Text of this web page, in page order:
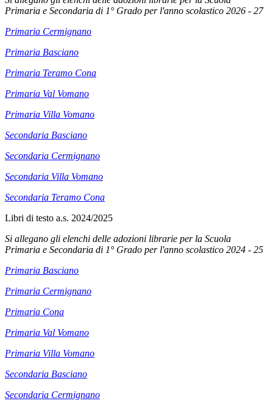
Primaria e Secondaria di 1° Grado per l'anno scolastico 2026 - 27
Primaria Cermignano
Primaria Basciano
Primaria Teramo Cona
Primaria Val Vomano
Primaria Villa Vomano
Secondaria Basciano
Secondaria Cermignano
Secondaria Villa Vomano
Secondaria Teramo Cona
Libri di testo a.s. 2024/2025
Si allegano gli elenchi delle adozioni librarie per la Scuola
Primaria e Secondaria di 1° Grado per l'anno scolastico 2024 - 25
Primaria Basciano
Primaria Cermignano
Primaria Cona
Primaria Val Vomano
Primaria Villa Vomano
Secondaria Basciano
Secondaria Cermignano